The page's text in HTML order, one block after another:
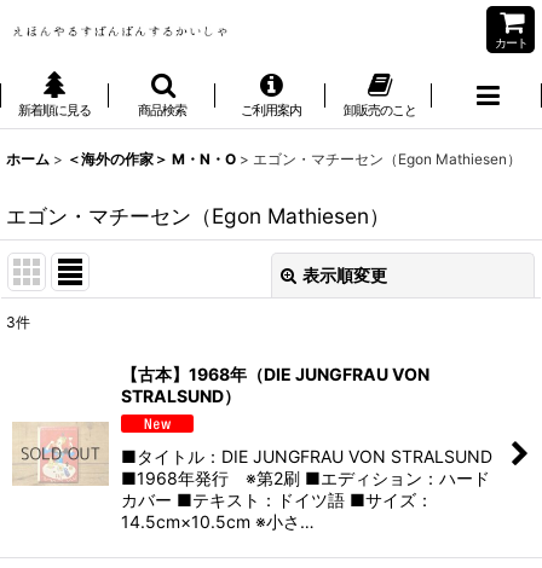
カート
新着順に見る 商品検索 ご利用案内 卸販売のこと
ホーム > ＜海外の作家＞ M・N・O > エゴン・マチーセン（Egon Mathiesen）
エゴン・マチーセン（Egon Mathiesen）
表示順変更
絞り込む
3件
【古本】1968年（DIE JUNGFRAU VON
STRALSUND）
■タイトル：DIE JUNGFRAU VON STRALSUND
■1968年発行 ※第2刷 ■エディション：ハード
カバー ■テキスト：ドイツ語 ■サイズ：
14.5cm×10.5cm ※小さ…